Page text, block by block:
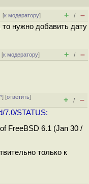
[к модератору] + / –
то нужно добавить дату
к модератору] + / –
] [ответить]
+ / –
7.0/STATUS:
FreeBSD 6.1 (Jan 30 /
только к